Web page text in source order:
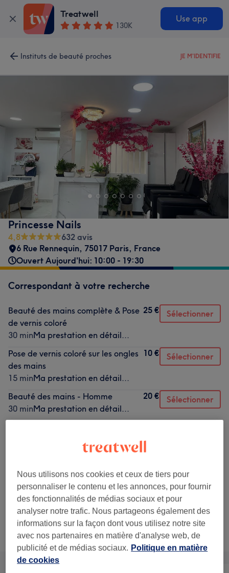
Treatwell
130K
Use app
Instituts de beauté proches JE M'IDENTIFIE
Princesse Nails
4,8
632 avis
6 Rue Rennequin, 75017 Paris, France
Ouvert Aujourd'hui: 10:00 - 19:30
Correspondant à votre recherche
Beauté des mains complète & Pose
de vernis coloré
30 minMa prestation en détail...
25 € Sélectionner
Pose de vernis coloré sur les ongles
des mains
15 minMa prestation en détail...
10 € Sélectionner
Beauté des mains - Homme
30 minMa prestation en détail...
20 € Sélectionner
Ma prestation en détail...
Beauté des mains SPA Luxe au sel
de la Mer Morte
45 minMa prestation en détail...
35 € Sélectionner
Ce n'est pas ce que vous recherchiez ?
Recherchez dans notre liste de prestations
Nous utilisons nos cookies et ceux de tiers pour
personnaliser le contenu et les annonces, pour fournir
des fonctionnalités de médias sociaux et pour
analyser notre trafic. Nous partageons également des
informations sur la façon dont vous utilisez notre site
avec nos partenaires en matière d'analyse web, de
publicité et de médias sociaux. Politique en matière
de cookies